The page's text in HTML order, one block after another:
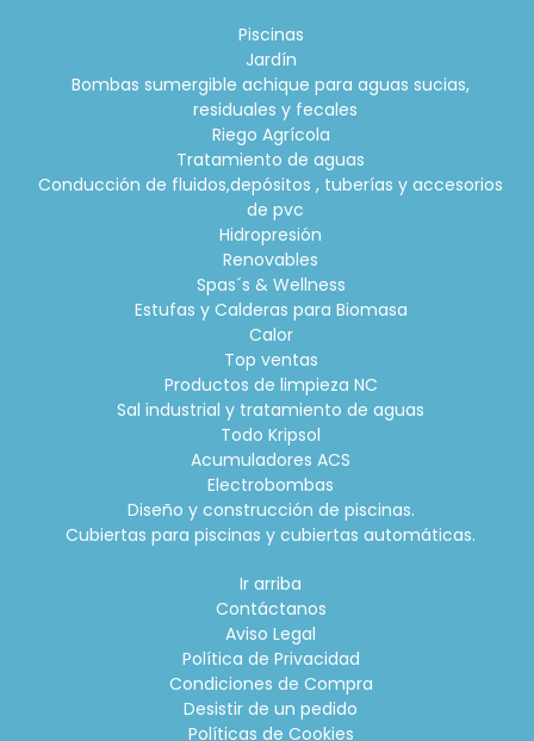
Piscinas
Jardín
Bombas sumergible achique para aguas sucias,
residuales y fecales
Riego Agrícola
Tratamiento de aguas
Conducción de fluidos,depósitos , tuberías y accesorios
de pvc
Hidropresión
Renovables
Spas´s & Wellness
Estufas y Calderas para Biomasa
Calor
Top ventas
Productos de limpieza NC
Sal industrial y tratamiento de aguas
Todo Kripsol
Acumuladores ACS
Electrobombas
Diseño y construcción de piscinas.
Cubiertas para piscinas y cubiertas automáticas.
Ir arriba
Contáctanos
Aviso Legal
Política de Privacidad
Condiciones de Compra
Desistir de un pedido
Políticas de Cookies